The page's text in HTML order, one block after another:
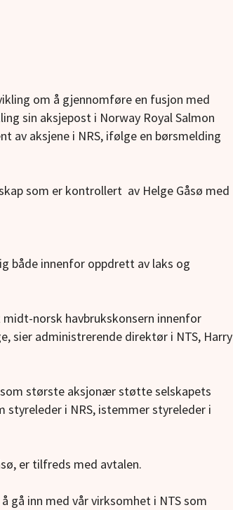
om å gjennomføre en fusjon med
sin aksjepost i Norway Royal Salmon
av aksjene i NRS, ifølge en børsmelding
som er kontrollert av Helge Gåsø med
både innenfor oppdrett av laks og
norsk havbrukskonsern innenfor
administrerende direktør i NTS, Harry
som største aksjonær støtte selskapets
i NRS, istemmer styreleder i
er tilfreds med avtalen.
gå inn med vår virksomhet i NTS som